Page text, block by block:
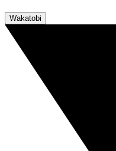
Wakatobi